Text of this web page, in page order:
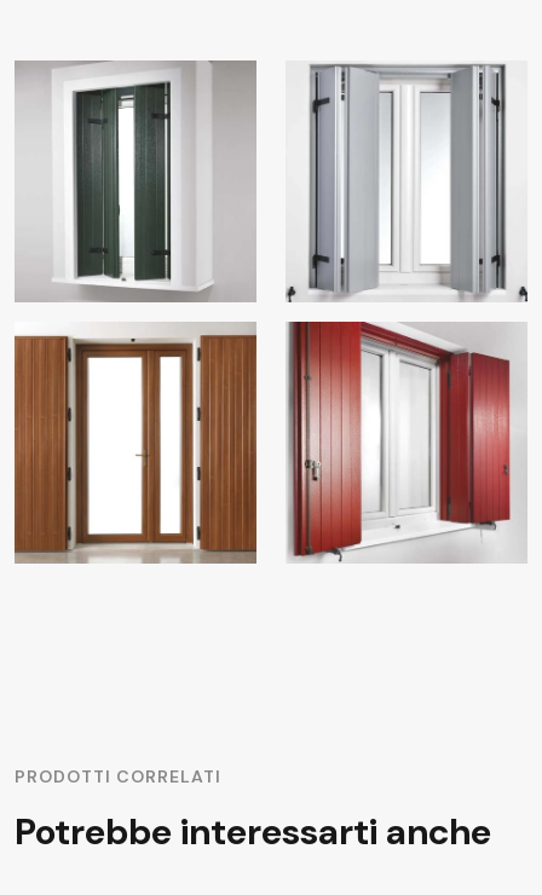
PRODOTTI CORRELATI
Potrebbe interessarti anche